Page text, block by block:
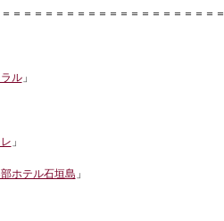
＝＝＝＝＝＝＝＝＝＝＝＝＝＝＝＝＝＝＝＝
ル」
」
ホテル石垣島 」